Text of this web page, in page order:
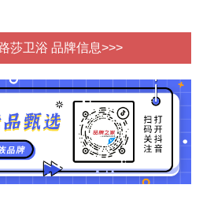
莎卫浴 品牌信息>>>